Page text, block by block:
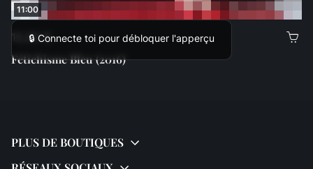
11:00
🔒 Connecte toi pour débloquer l'apperçu
12,00 €
Fétichisme Bleu (2016)